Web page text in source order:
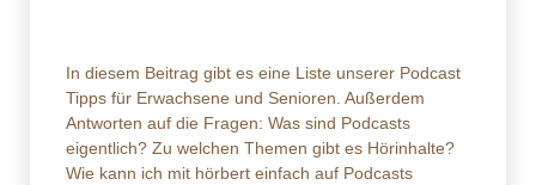
In diesem Beitrag gibt es eine Liste unserer Podcast
Tipps für Erwachsene und Senioren. Außerdem
Antworten auf die Fragen: Was sind Podcasts
eigentlich? Zu welchen Themen gibt es Hörinhalte?
Wie kann ich mit hörbert einfach auf Podcasts